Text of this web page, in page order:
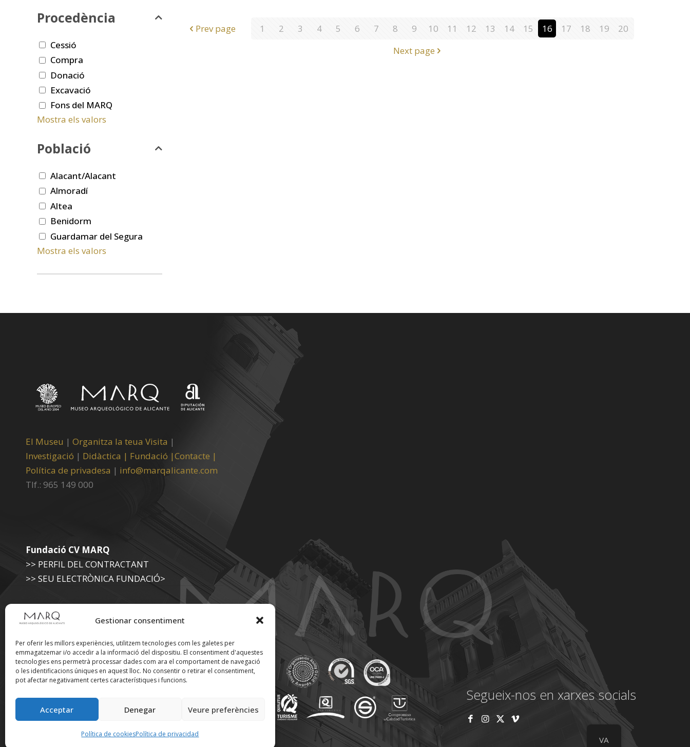
Gestionar consentiment
Per oferir les millors experiències, utilitzem tecnologies com les galetes per
emmagatzemar i/o accedir a la informació del dispositiu. El consentiment d'aquestes
tecnologies ens permetrà processar dades com ara el comportament de navegació
o les identificacions úniques en aquest lloc. No consentir o retirar el consentiment,
pot afectar negativament certes característiques i funcions.
Acceptar Denegar Veure preferències
Política de cookiesPolítica de privacidad
Prev page 1 2 3 4 5 6 7 8 9 10 11 12 13 14 15 16 17 18 19
20
Next page
Procedència
Cessió
Compra
Donació
Excavació
Fons del MARQ
Mostra els valors
Població
Alacant/Alacant
Almoradí
Altea
Benidorm
Guardamar del Segura
Mostra els valors
El Museu | Organitza la teua Visita |
Investigació | Didàctica | Fundació |Contacte |
Política de privadesa | info@marqalicante.com
Tlf.: 965 149 000
Fundació CV MARQ
>> PERFIL DEL CONTRACTANT
>> SEU ELECTRÒNICA FUNDACIÓ>
>> SEU ELECTRÒNICA DIPUTACIÓ
Suscríbete a nuestra
Newsletter
Segueix-nos en xarxes socials
VA